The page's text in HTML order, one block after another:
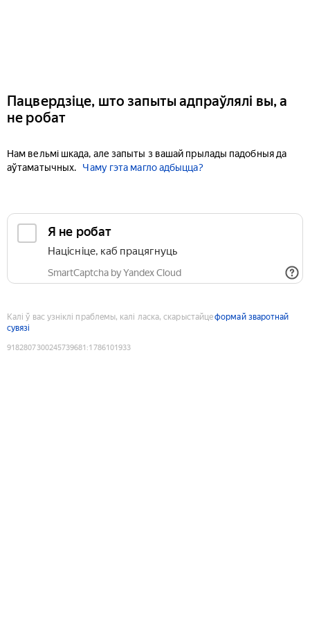
Пацвердзіце, што запыты адпраўлялі вы, а
не робат
Нам вельмі шкада, але запыты з вашай прылады падобныя да
аўтаматычных.
Чаму гэта магло адбыцца?
Я не робат
Націсніце, каб працягнуць
SmartCaptcha by Yandex Cloud
Калі ў вас узніклі праблемы, калі ласка, скарыстайцеформай зваротнай
сувязі
9182807300245739681 :1786101933